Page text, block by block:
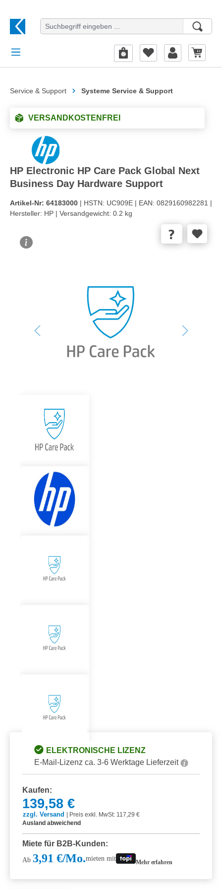
Service & Support Systeme Service & Support
VERSANDKOSTENFREI
HP Electronic HP Care Pack Global Next
Business Day Hardware Support
Artikel-Nr: 64183000 | HSTN: UC909E | EAN: 0829160982281 |
Hersteller: HP | Versandgewicht: 0.2 kg
ELEKTRONISCHE LIZENZ
E-Mail-Lizenz ca. 3-6 Werktage Lieferzeit
Kaufen:
139,58 €
zzgl. Versand
Preis exkl. MwSt: 117,29 €
Ausland abweichend
Miete für B2B-Kunden:
Ab 3,91 €/Mo.mieten mit Mehr erfahren